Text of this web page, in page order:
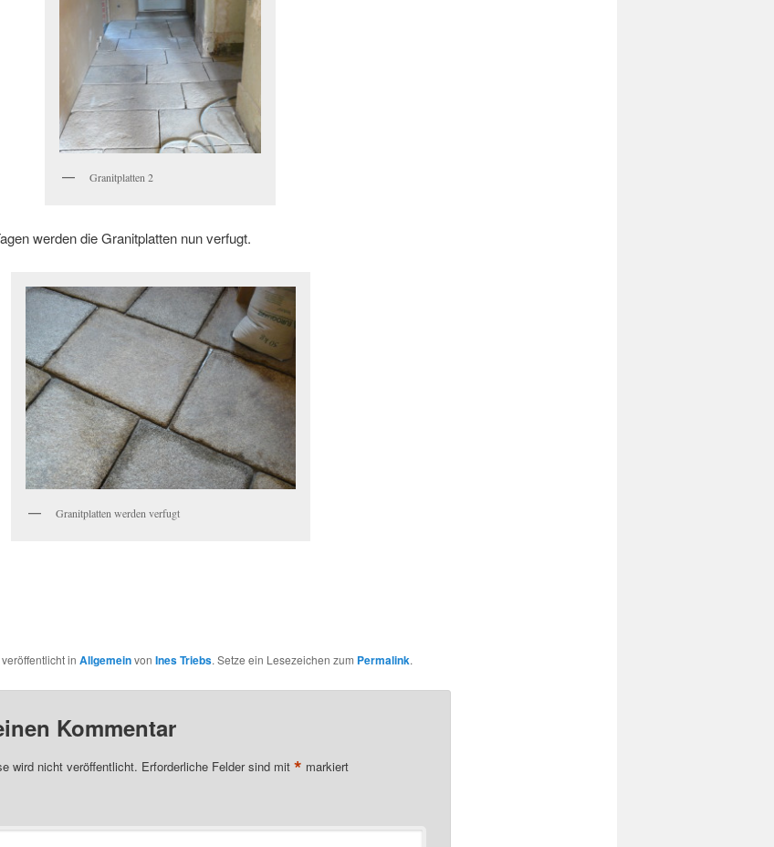
Granitplatten 2
werden die Granitplatten nun verfugt.
Granitplatten werden verfugt
in Allgemeinvon Ines Triebs. Setze ein Lesezeichen zum Permalink.
Kommentar
wird nicht veröffentlicht. Erforderliche Felder sind mit * markiert